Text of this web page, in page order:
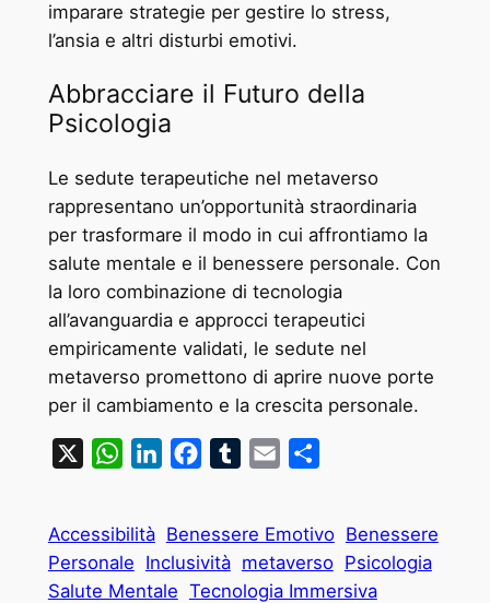
imparare strategie per gestire lo stress,
l’ansia e altri disturbi emotivi.
Abbracciare il Futuro della
Psicologia
Le sedute terapeutiche nel metaverso
rappresentano un’opportunità straordinaria
per trasformare il modo in cui affrontiamo la
salute mentale e il benessere personale. Con
la loro combinazione di tecnologia
all’avanguardia e approcci terapeutici
empiricamente validati, le sedute nel
metaverso promettono di aprire nuove porte
per il cambiamento e la crescita personale.
WhatsAppLinkedInFacebookTumblrEmail
Accessibilità Benessere Emotivo Benessere
Personale Inclusività metaverso Psicologia
Salute Mentale Tecnologia Immersiva